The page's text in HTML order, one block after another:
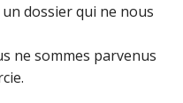
dossier qui ne nous
ne sommes parvenus